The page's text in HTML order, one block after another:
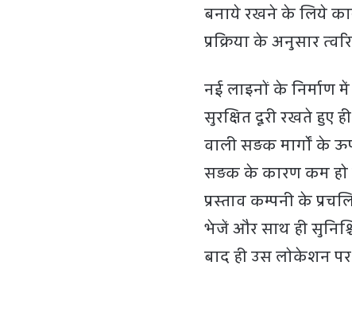
बनाये रखने के लिये
प्रक्रिया के अनुसार
नई लाइनों के निर्माण में
सुरक्षित दूरी रखते हुए
वाली सड़क मार्गों के
सड़क के कारण कम हो
प्रस्ताव कम्पनी के
भेजें और साथ ही
बाद ही उस लोकेशन पर